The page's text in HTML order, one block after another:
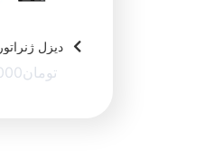
دیزل
تومان